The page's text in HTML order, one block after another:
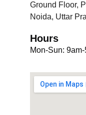
Hours
Ground Floor,
Noida, Uttar
Mon-Sun: